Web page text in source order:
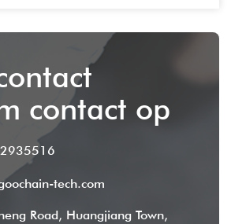
contact op
tech.com
Road, Huangjiang Town,